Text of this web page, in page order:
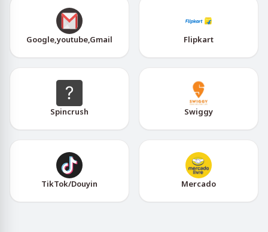
Google,youtube,Gmail Flipkart
Spincrush Swiggy
TikTok/Douyin Mercado